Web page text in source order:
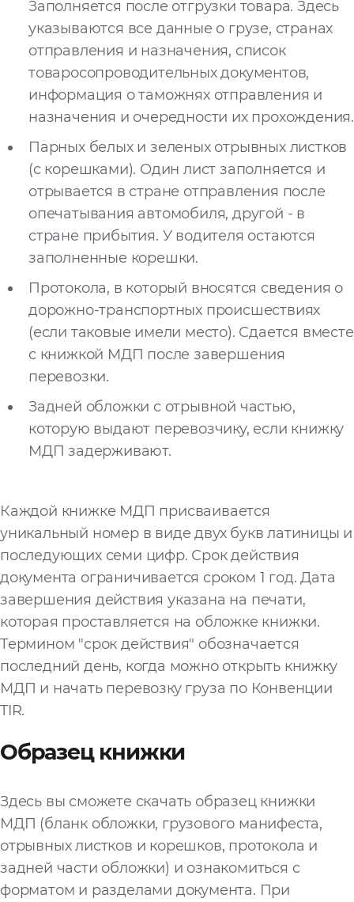
Заполняется после отгрузки товара. Здесь
указываются все данные о грузе, странах
отправления и назначения, список
товаросопроводительных документов,
информация о таможнях отправления и
назначения и очередности их прохождения.
Парных белых и зеленых отрывных листков
(с корешками). Один лист заполняется и
отрывается в стране отправления после
опечатывания автомобиля, другой - в
стране прибытия. У водителя остаются
заполненные корешки.
Протокола, в который вносятся сведения о
дорожно-транспортных происшествиях
(если таковые имели место). Сдается вместе
с книжкой МДП после завершения
перевозки.
Задней обложки с отрывной частью,
которую выдают перевозчику, если книжку
МДП задерживают.
Каждой книжке МДП присваивается
уникальный номер в виде двух букв латиницы и
последующих семи цифр. Срок действия
документа ограничивается сроком 1 год. Дата
завершения действия указана на печати,
которая проставляется на обложке книжки.
Термином "срок действия" обозначается
последний день, когда можно открыть книжку
МДП и начать перевозку груза по Конвенции
TIR.
Образец книжки
Здесь вы сможете скачать образец книжки
МДП (бланк обложки, грузового манифеста,
отрывных листков и корешков, протокола и
задней части обложки) и ознакомиться с
форматом и разделами документа. При